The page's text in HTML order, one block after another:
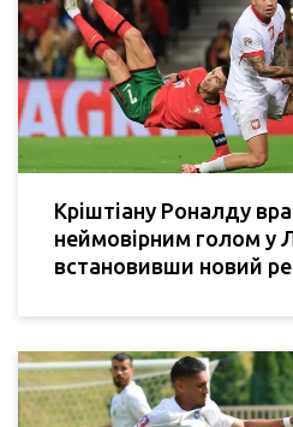
Кріштіану Роналду
неймовірним голом у
встановивши новий